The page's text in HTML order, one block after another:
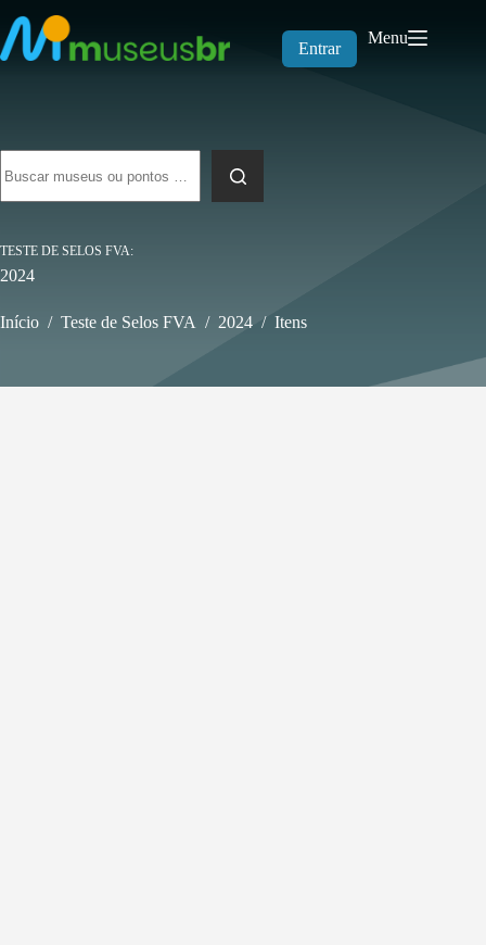
para
o
conteúdo
Entrar
Menu
resultados
TESTE DE SELOS FVA
2024
Início / Teste de Selos FVA / 2024 / Itens